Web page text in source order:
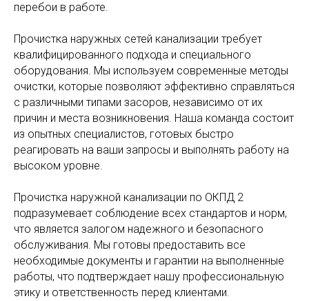
перебои в работе.
Прочистка наружных сетей канализации требует
квалифицированного подхода и специального
оборудования. Мы используем современные методы
очистки, которые позволяют эффективно справляться
с различными типами засоров, независимо от их
причин и места возникновения. Наша команда состоит
из опытных специалистов, готовых быстро
реагировать на ваши запросы и выполнять работу на
высоком уровне.
Прочистка наружной канализации по ОКПД 2
подразумевает соблюдение всех стандартов и норм,
что является залогом надежного и безопасного
обслуживания. Мы готовы предоставить все
необходимые документы и гарантии на выполненные
работы, что подтверждает нашу профессиональную
этику и ответственность перед клиентами.